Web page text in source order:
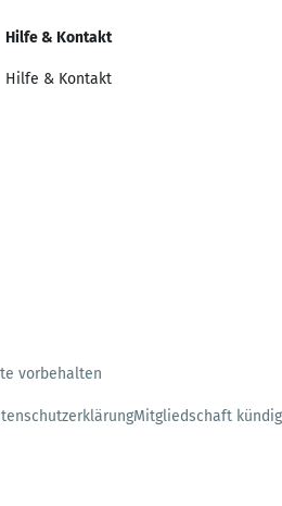
Hilfe & Kontakt
Hilfe & Kontakt
vorbehalten
Mitgliedschaft